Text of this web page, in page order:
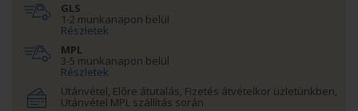
GLS
1-2 munkanapon belül
Részletek
MPL
3-5 munkanapon belül
Részletek
Utánvétel, Előre átutalás, Fizetés átvételkor üzletünkben,
Utánvétel MPL szállítás során